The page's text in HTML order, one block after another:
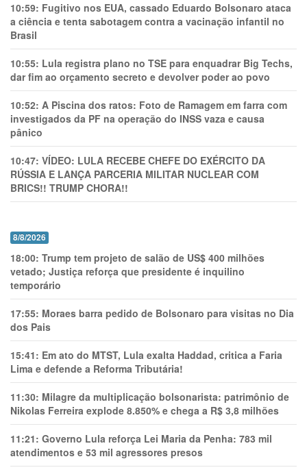
10:59: Fugitivo nos EUA, cassado Eduardo Bolsonaro ataca
a ciência e tenta sabotagem contra a vacinação infantil no
Brasil
10:55: Lula registra plano no TSE para enquadrar Big Techs,
dar fim ao orçamento secreto e devolver poder ao povo
10:52: A Piscina dos ratos: Foto de Ramagem em farra com
investigados da PF na operação do INSS vaza e causa
pânico
10:47: VÍDEO: LULA RECEBE CHEFE DO EXÉRCITO DA
RÚSSIA E LANÇA PARCERIA MILITAR NUCLEAR COM
BRICS!! TRUMP CHORA!!
8/8/2026
18:00: Trump tem projeto de salão de US$ 400 milhões
vetado; Justiça reforça que presidente é inquilino
temporário
17:55: Moraes barra pedido de Bolsonaro para visitas no Dia
dos Pais
15:41: Em ato do MTST, Lula exalta Haddad, critica a Faria
Lima e defende a Reforma Tributária!
11:30: Milagre da multiplicação bolsonarista: patrimônio de
Nikolas Ferreira explode 8.850% e chega a R$ 3,8 milhões
11:21: Governo Lula reforça Lei Maria da Penha: 783 mil
atendimentos e 53 mil agressores presos